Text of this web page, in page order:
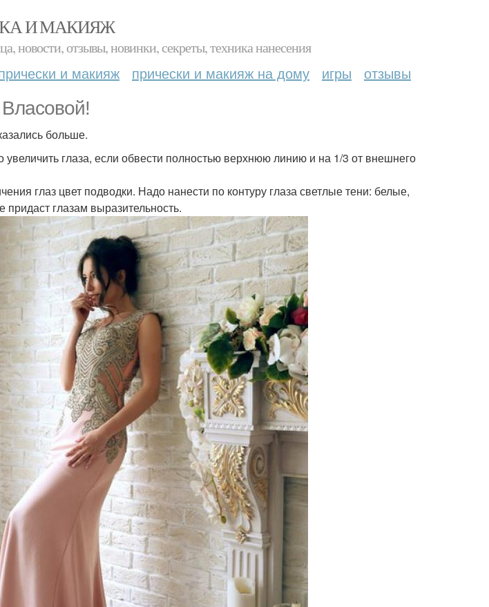
И МАКИЯЖ
новости, отзывы, новинки, секреты, техника нанесения
и макияж прически и макияж на дому игры отзывы
больше.
глаза, если обвести полностью верхнюю линию и на 1/3 от внешнего
глаз цвет подводки. Надо нанести по контуру глаза светлые тени: белые,
глазам выразительность.